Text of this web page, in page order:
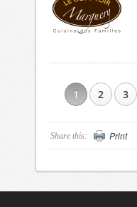
PAGES
1 2 3
Share this: Print